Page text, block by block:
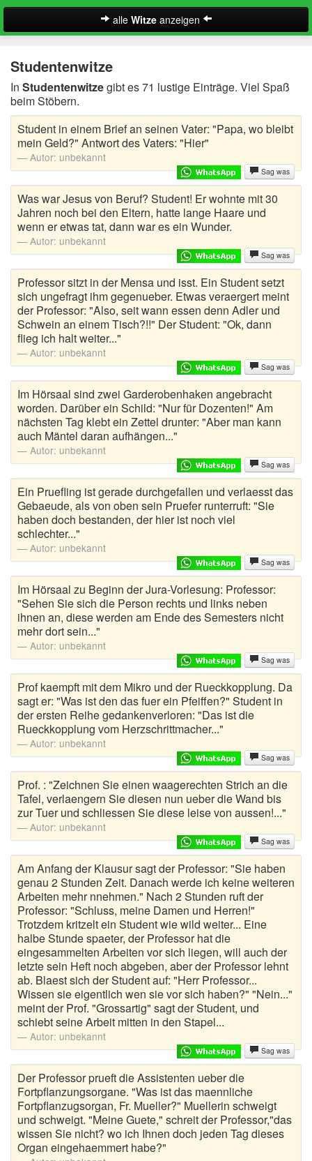
alle Witzeanzeigen
A-Klasse Witze
Akademiker Witze
Al Bundy Sprüche
Alle Kinder Sprüche
Anrufbeantworter Ansagen
Antiwitze
Anwaltswitze
Arbeitswitze
Arztwitze
Autoaufkleber Sprüche
Bankerwitze
Bart Simpson Sprüche
Bauernregeln
Bauernwitze
Bayern Witze
Beamtenwitze
Bierwitze
Bill Clinton Witze
Blondinenwitze
Böse Witze
Bundeswehr Witze
Bürowitze
Chinesen Witze
Chuck Norris Witze
Computerwitze
Coole Sprüche
Deine Mutter Witze
Deutsche Witze
Drogen Witze
Dumme Witze
Egal wie Witze
Elefanten Witze
Familienwitze
Fiese Witze
Flachwitze
Frauenwitze
Fritzchen Witze
Suche
Studentenwitze
In Studentenwitzegibt es 71 lustige Einträge. Viel Spaß
beim Stöbern.
Student in einem Brief an seinen Vater: "Papa, wo bleibt
mein Geld?" Antwort des Vaters: "Hier"
Autor: unbekannt
Sag was
Was war Jesus von Beruf? Student! Er wohnte mit 30
Jahren noch bei den Eltern, hatte lange Haare und
wenn er etwas tat, dann war es ein Wunder.
Autor: unbekannt
Sag was
Professor sitzt in der Mensa und isst. Ein Student setzt
sich ungefragt ihm gegenueber. Etwas veraergert meint
der Professor: "Also, seit wann essen denn Adler und
Schwein an einem Tisch?!!" Der Student: "Ok, dann
flieg ich halt weiter..."
Autor: unbekannt
Sag was
Im Hörsaal sind zwei Garderobenhaken angebracht
worden. Darüber ein Schild: "Nur für Dozenten!" Am
nächsten Tag klebt ein Zettel drunter: "Aber man kann
auch Mäntel daran aufhängen..."
Autor: unbekannt
Sag was
Ein Pruefling ist gerade durchgefallen und verlaesst das
Gebaeude, als von oben sein Pruefer runterruft: "Sie
haben doch bestanden, der hier ist noch viel
schlechter..."
Autor: unbekannt
Sag was
Im Hörsaal zu Beginn der Jura-Vorlesung: Professor:
"Sehen Sie sich die Person rechts und links neben
ihnen an, diese werden am Ende des Semesters nicht
mehr dort sein..."
Autor: unbekannt
Sag was
Prof kaempft mit dem Mikro und der Rueckkopplung. Da
sagt er: "Was ist den das fuer ein Pfeiffen?" Student in
der ersten Reihe gedankenverloren: "Das ist die
Rueckkopplung vom Herzschrittmacher..."
Autor: unbekannt
Sag was
Prof. : "Zeichnen Sie einen waagerechten Strich an die
Tafel, verlaengern Sie diesen nun ueber die Wand bis
zur Tuer und schliessen Sie diese leise von aussen!..."
Autor: unbekannt
Sag was
Am Anfang der Klausur sagt der Professor: "Sie haben
genau 2 Stunden Zeit. Danach werde ich keine weiteren
Arbeiten mehr nnehmen." Nach 2 Stunden ruft der
Professor: "Schluss, meine Damen und Herren!"
Trotzdem kritzelt ein Student wie wild weiter... Eine
halbe Stunde spaeter, der Professor hat die
eingesammelten Arbeiten vor sich liegen, will auch der
letzte sein Heft noch abgeben, aber der Professor lehnt
ab. Blaest sich der Student auf: "Herr Professor...
Wissen sie eigentlich wen sie vor sich haben?" "Nein..."
meint der Prof. "Grossartig" sagt der Student, und
schiebt seine Arbeit mitten in den Stapel...
Autor: unbekannt
Sag was
Der Professor prueft die Assistenten ueber die
Fortpflanzungsorgane. "Was ist das maennliche
Fortpflanzugsorgan, Fr. Mueller?" Muellerin schweigt
und schweigt. "Meine Guete," schreit der Professor,"das
wissen Sie nicht? wo ich Ihnen doch jeden Tag dieses
Organ eingehaemmert habe?"